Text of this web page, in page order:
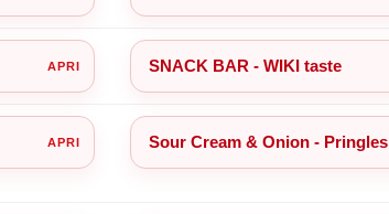
SNACK BAR - WIKI taste
Sour Cream & Onion - Pringles